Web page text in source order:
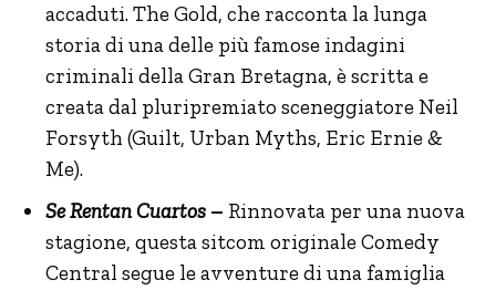
accaduti. The Gold, che racconta la lunga
storia di una delle più famose indagini
criminali della Gran Bretagna, è scritta e
creata dal pluripremiato sceneggiatore Neil
Forsyth (Guilt, Urban Myths, Eric Ernie &
Me).
Se Rentan Cuartos – Rinnovata per una nuova
stagione, questa sitcom originale Comedy
Central segue le avventure di una famiglia